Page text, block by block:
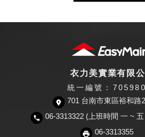
衣力美實業有限公
統一編號：
701 台南市東區裕和路
06-3313322 (上班時間 一 ~
06-3313355